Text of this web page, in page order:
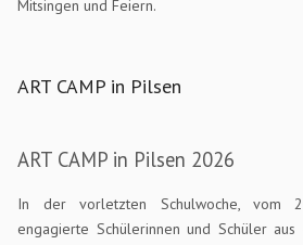
Mitsingen und Feiern.
ART CAMP in Pilsen
ART CAMP in Pilsen 2026
In der vorletzten Schulwoche, vom
engagierte Schülerinnen und Schüler